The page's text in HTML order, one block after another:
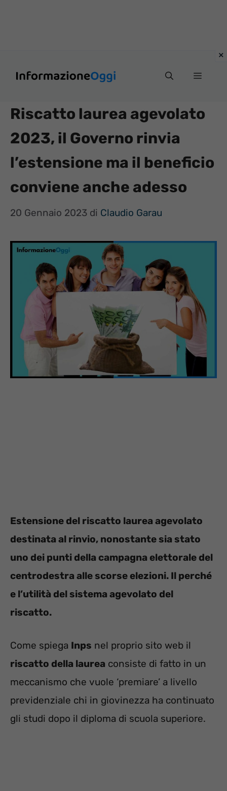
Menu
Riscatto laurea agevolato
2023, il Governo rinvia
l’estensione ma il beneficio
conviene anche adesso
20 Gennaio 2023 di Claudio Garau
Estensione del riscatto laurea agevolato
destinata al rinvio, nonostante sia stato
uno dei punti della campagna elettorale del
centrodestra alle scorse elezioni. Il perché
e l’utilità del sistema agevolato del
riscatto.
Come spiega Inps nel proprio sito web il
riscatto della laurea consiste di fatto in un
meccanismo che vuole ‘premiare’ a livello
previdenziale chi in giovinezza ha continuato
gli studi dopo il diploma di scuola superiore.